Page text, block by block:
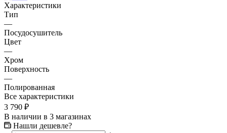
Характеристики
Тип
—
Посудосушитель
Цвет
—
Хром
Поверхность
—
Полированная
Все характеристики
3 790 ₽
В наличии в 3 магазинах
Нашли дешевле?